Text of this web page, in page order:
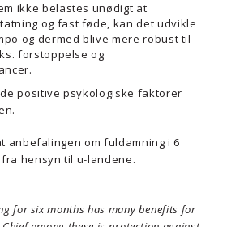
ikke belastes unødigt at
og fast føde, kan det udvikle
og dermed blive mere robust til
forstoppelse og
positive psykologiske faktorer
anbefalingen om fuldamning i 6
hensyn til u-landene.
for six months has many benefits for